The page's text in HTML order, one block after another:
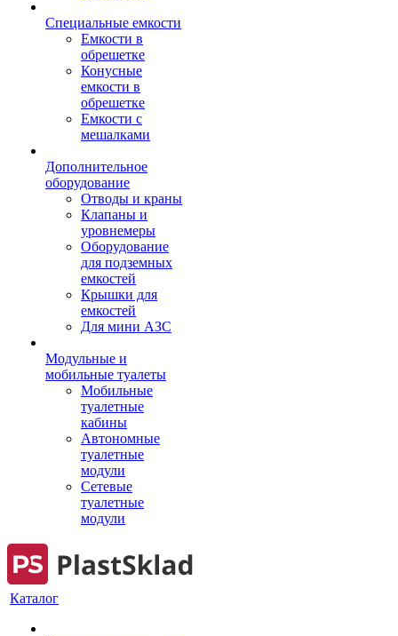
Специальные емкости
Емкости в
обрешетке
Конусные
емкости в
обрешетке
Емкости с
мешалками
Дополнительное
оборудование
Отводы и краны
Клапаны и
уровнемеры
Оборудование
для подземных
емкостей
Крышки для
емкостей
Для мини АЗС
Модульные и
мобильные туалеты
Мобильные
туалетные
кабины
Автономные
туалетные
модули
Сетевые
туалетные
модули
Каталог